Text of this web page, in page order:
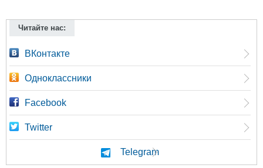
Читайте нас:
ВКонтакте
Одноклассники
Facebook
Twitter
Telegram